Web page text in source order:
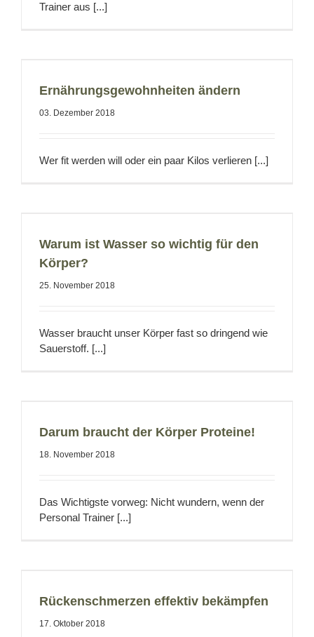
Trainer aus [...]
Ernährungsgewohnheiten ändern
03. Dezember 2018
Wer fit werden will oder ein paar Kilos verlieren [...]
Warum ist Wasser so wichtig für den
Körper?
25. November 2018
Wasser braucht unser Körper fast so dringend wie
Sauerstoff. [...]
Darum braucht der Körper Proteine!
18. November 2018
Das Wichtigste vorweg: Nicht wundern, wenn der
Personal Trainer [...]
Rückenschmerzen effektiv bekämpfen
17. Oktober 2018